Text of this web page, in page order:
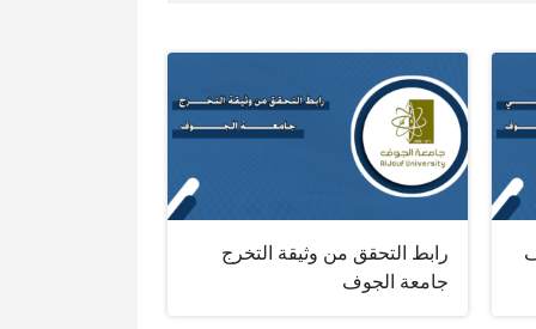
رابط التحقق من وثيقة التخرج
جامعة الجوف